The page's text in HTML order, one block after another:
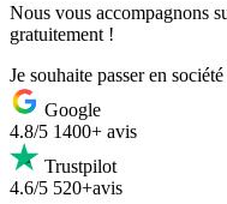
Nous vous accompagnons
gratuitement !
Je souhaite passer en société
Google
4.8/5 1400+ avis
Trustpilot
4.6/5 520+avis